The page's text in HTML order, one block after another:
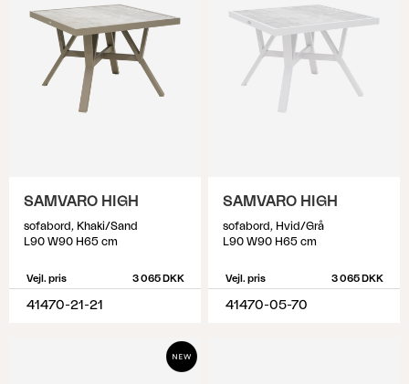
SAMVARO HIGH
sofabord, Khaki/Sand
L90 W90 H65 cm
Vejl. pris 3 065 DKK
41470-21-21
SAMVARO HIGH
sofabord, Hvid/Grå
L90 W90 H65 cm
Vejl. pris 3 065 DKK
41470-05-70